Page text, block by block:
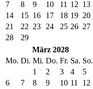
7
8 9 10 11 12 13
14
15 16 17 18 19 20
21
22 23 24 25 26 27
28
29
März 2028
Mo. Di. Mi. Do. Fr. Sa. So.
1
2 3 4
5
6
7 8 9 10 11
12